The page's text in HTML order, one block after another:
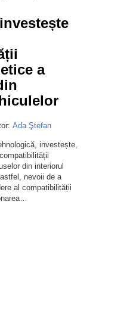
a
Ada Ştefan
investește,
din interiorul
nevoii de a
al compatibilității